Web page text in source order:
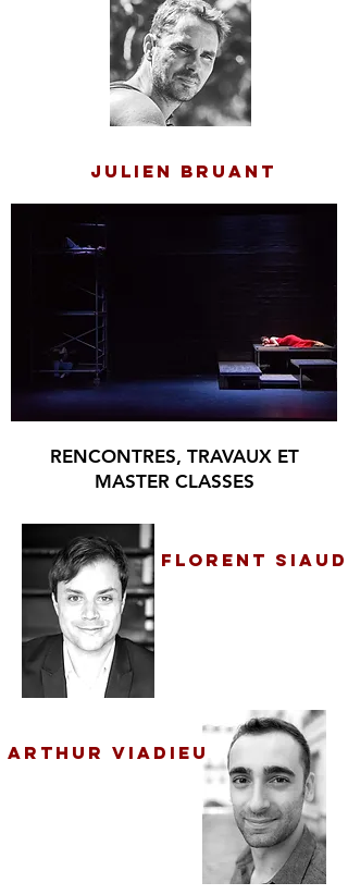
JULIEN BRUANT
RENCONTRES, TRAVAUX ET
MASTER CLASSES
FLORENT SIAUD
ARTHUR VIADIEU